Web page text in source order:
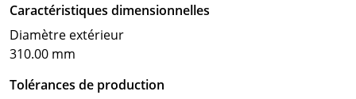
Caractéristiques dimensionnelles
Diamètre extérieur
310.00 mm
Tolérances de production